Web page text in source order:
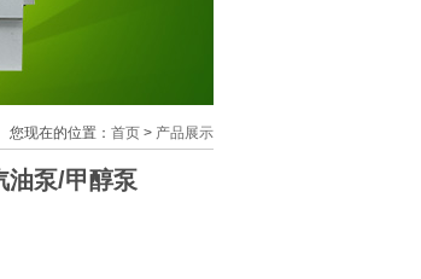
您现在的位置： 首页 > 产品展示
油泵/甲醇泵